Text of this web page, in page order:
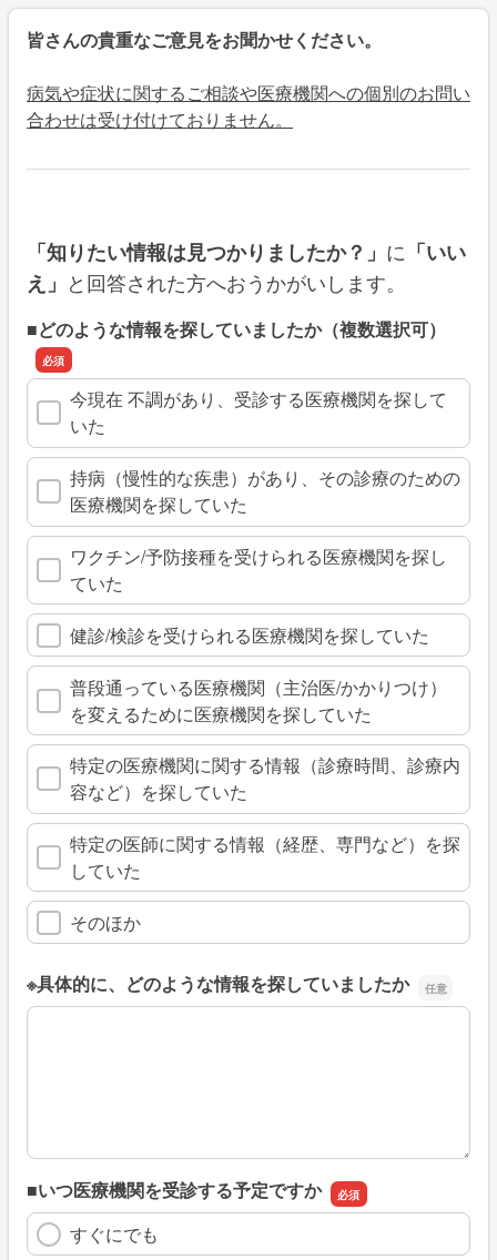
皆さんの貴重なご意見をお聞かせください。
病気や症状に関するご相談や医療機関への個別のお問い
合わせは受け付けておりません。
「知りたい情報は見つかりましたか？」 に 「いい
え」 と回答された方へおうかがいします。
■どのような情報を探していましたか（複数選択可）
今現在 不調があり、受診する医療機関を探して
いた
持病（慢性的な疾患）があり、その診療のための
医療機関を探していた
ワクチン/予防接種を受けられる医療機関を探し
ていた
健診/検診を受けられる医療機関を探していた
普段通っている医療機関（主治医/かかりつけ）
を変えるために医療機関を探していた
特定の医療機関に関する情報（診療時間、診療内
容など）を探していた
特定の医師に関する情報（経歴、専門など）を探
していた
そのほか
※具体的に、どのような情報を探していましたか
※具体的に、どのような情報を探していましたか
■いつ医療機関を受診する予定ですか
すぐにでも